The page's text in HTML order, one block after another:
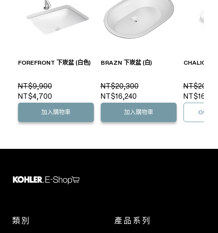
FOREFRONT 下崁盆 (白色)
NT$9,900
NT$4,700
加入購物車
BRAZN 下崁盆 (白)
NT$20,300
NT$16,240
加入購物車
CHALICE
OUT
類別 產品系列